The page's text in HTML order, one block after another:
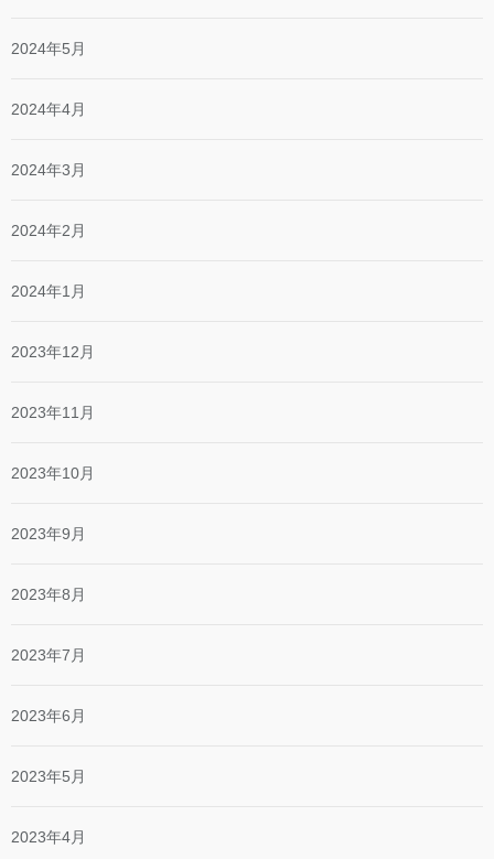
2024年5月
2024年4月
2024年3月
2024年2月
2024年1月
2023年12月
2023年11月
2023年10月
2023年9月
2023年8月
2023年7月
2023年6月
2023年5月
2023年4月